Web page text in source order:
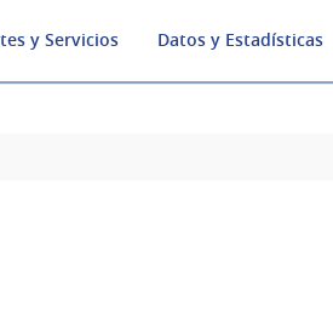
y Servicios Datos y Estadísticas